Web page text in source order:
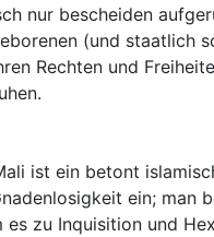
nur bescheiden
(und staatlich
Rechten und
ist ein betont
ein; man
zu Inquisition und